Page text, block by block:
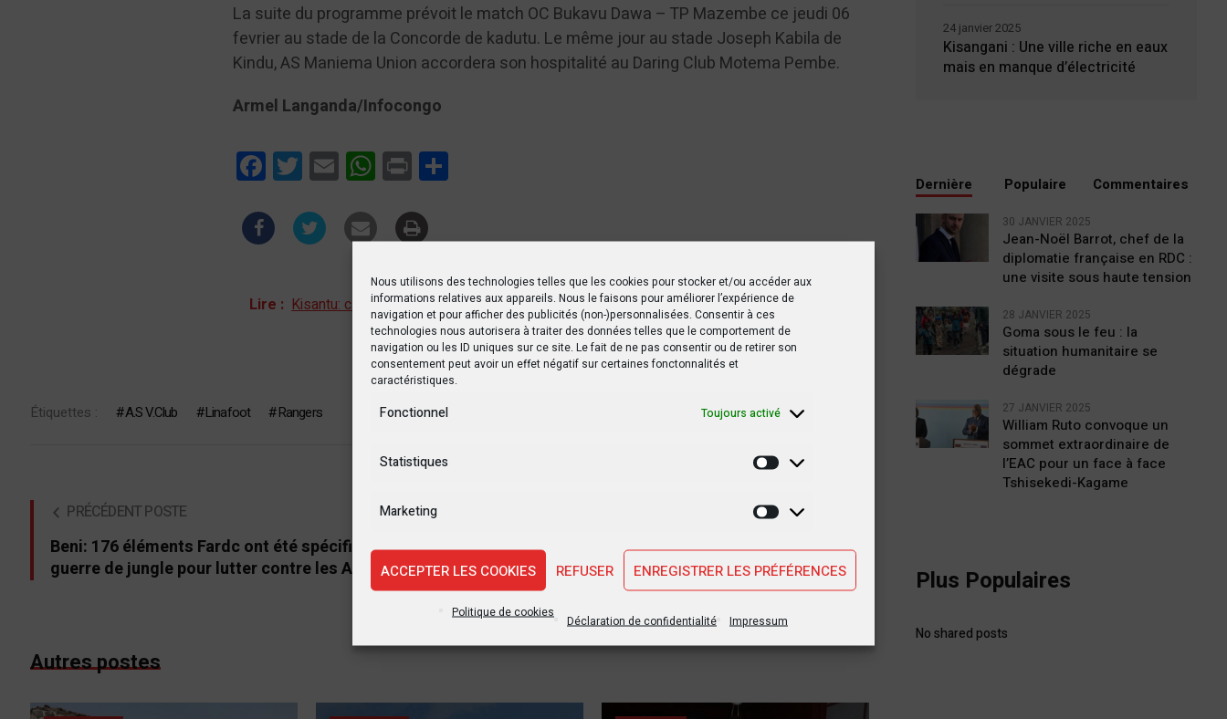
Nous utilisons des technologies telles que les cookies pour stocker et/ou accéder aux
informations relatives aux appareils. Nous le faisons pour améliorer l’expérience de
navigation et pour afficher des publicités (non-)personnalisées. Consentir à ces
technologies nous autorisera à traiter des données telles que le comportement de
navigation ou les ID uniques sur ce site. Le fait de ne pas consentir ou de retirer son
consentement peut avoir un effet négatif sur certaines fonctonnalités et
caractéristiques.
Fonctionnel Toujours activé
Statistiques
Statistiques
Marketing
Marketing
ACCEPTER LES COOKIES REFUSER ENREGISTRER LES PRÉFÉRENCES
Politique de cookies
Déclaration de confidentialité Impressum
La suite du programme prévoit le match OC Bukavu Dawa – TP Mazembe ce jeudi 06
fevrier au stade de la Concorde de kadutu. Le même jour au stade Joseph Kabila de
Kindu, AS Maniema Union accordera son hospitalité au Daring Club Motema Pembe.
Armel Langanda/Infocongo
FacebookTwitterEmail WhatsApp
Print
Lire : Kisantu: clôture des travaux des états généraux des sports
Étiquettes : A.S V.Club Linafoot Rangers
PRÉCÉDENT POSTE
Beni: 176 éléments Fardc ont été spécifiés en
guerre de jungle pour lutter contre les Adf
SUIVANT POSTE
CAF-C1 : TP Mazembe affronte Raja en quarts de
finale
Autres postes
Kisangani : Une ville riche en eaux
mais en manque d’électricité
24 janvier 2025
Dernière Populaire Commentaires
30 JANVIER 2025
Jean-Noël Barrot, chef de la
diplomatie française en RDC :
une visite sous haute tension
28 JANVIER 2025
Goma sous le feu : la
situation humanitaire se
dégrade
27 JANVIER 2025
William Ruto convoque un
sommet extraordinaire de
l’EAC pour un face à face
Tshisekedi-Kagame
Plus Populaires
No shared posts